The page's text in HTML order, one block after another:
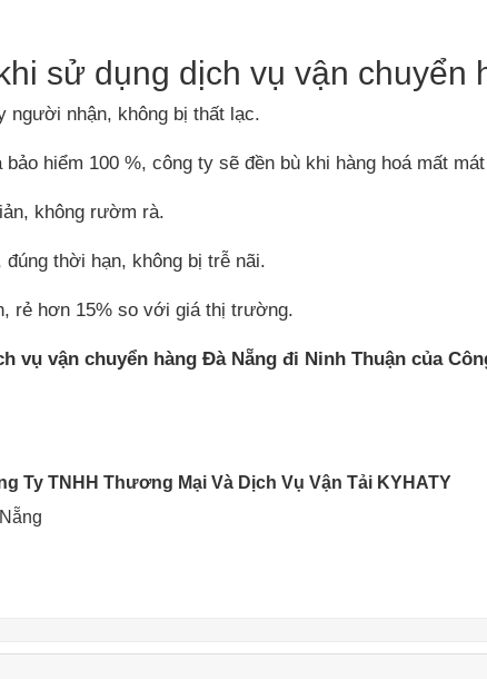
sử dụng dịch vụ vận chuyển
người nhận, không bị thất lạc.
hiểm 100 %, công ty sẽ đền bù khi hàng hoá mất
không rườm rà.
thời hạn, không bị trễ nãi.
rẻ hơn 15% so với giá thị trường.
vụ vận chuyển hàng Đà Nẵng đi Ninh Thuận của
Ty TNHH Thương Mại Và Dịch Vụ Vận Tải KYHATY